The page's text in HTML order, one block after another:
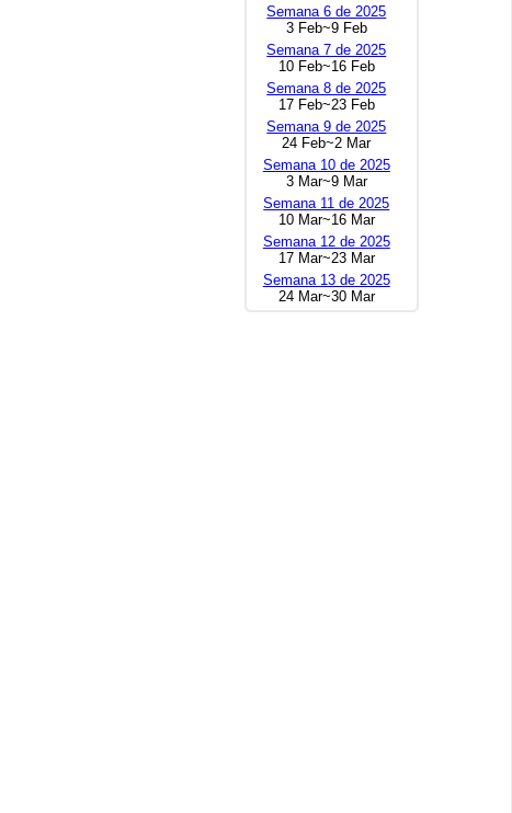
Semana 6 de 2025
3 Feb~9 Feb
Semana 7 de 2025
10 Feb~16 Feb
Semana 8 de 2025
17 Feb~23 Feb
Semana 9 de 2025
24 Feb~2 Mar
Semana 10 de 2025
3 Mar~9 Mar
Semana 11 de 2025
10 Mar~16 Mar
Semana 12 de 2025
17 Mar~23 Mar
Semana 13 de 2025
24 Mar~30 Mar